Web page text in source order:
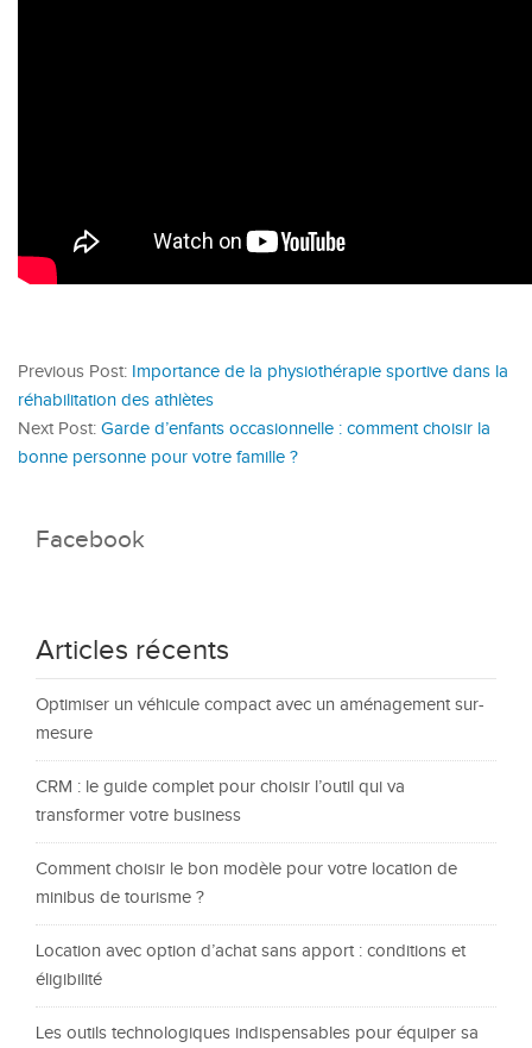
Previous Post: Importance de la physiothérapie sportive dans la
réhabilitation des athlètes
Next Post: Garde d’enfants occasionnelle : comment choisir la
bonne personne pour votre famille ?
Facebook
Articles récents
Optimiser un véhicule compact avec un aménagement sur-
mesure
CRM : le guide complet pour choisir l’outil qui va
transformer votre business
Comment choisir le bon modèle pour votre location de
minibus de tourisme ?
Location avec option d’achat sans apport : conditions et
éligibilité
Les outils technologiques indispensables pour équiper sa